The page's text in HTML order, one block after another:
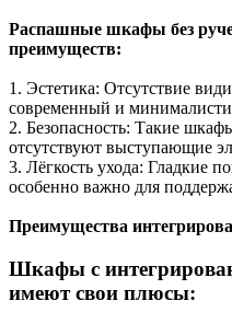
Распашные шкафы без
преимуществ:
1. Эстетика: Отсутствие
современный и
2. Безопасность: Такие
отсутствуют выступающие
3. Лёгкость ухода: Гладкие
особенно важно для
Преимущества
Шкафы с
имеют свои плюсы: